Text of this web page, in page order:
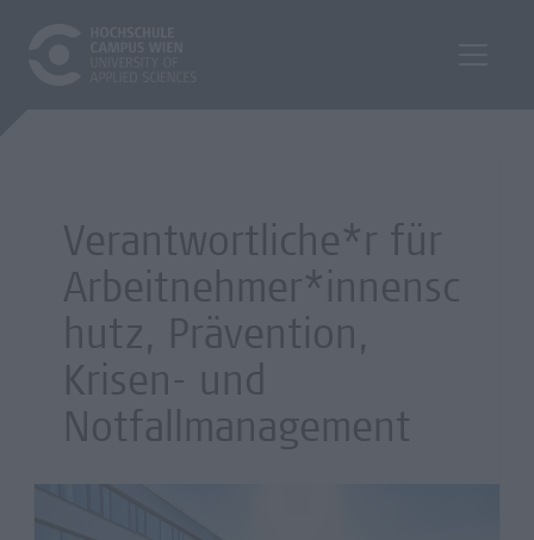
Verantwortliche*r für
Arbeitnehmer*innensc
hutz, Prävention,
Krisen- und
Notfallmanagement